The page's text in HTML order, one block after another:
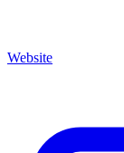
Website